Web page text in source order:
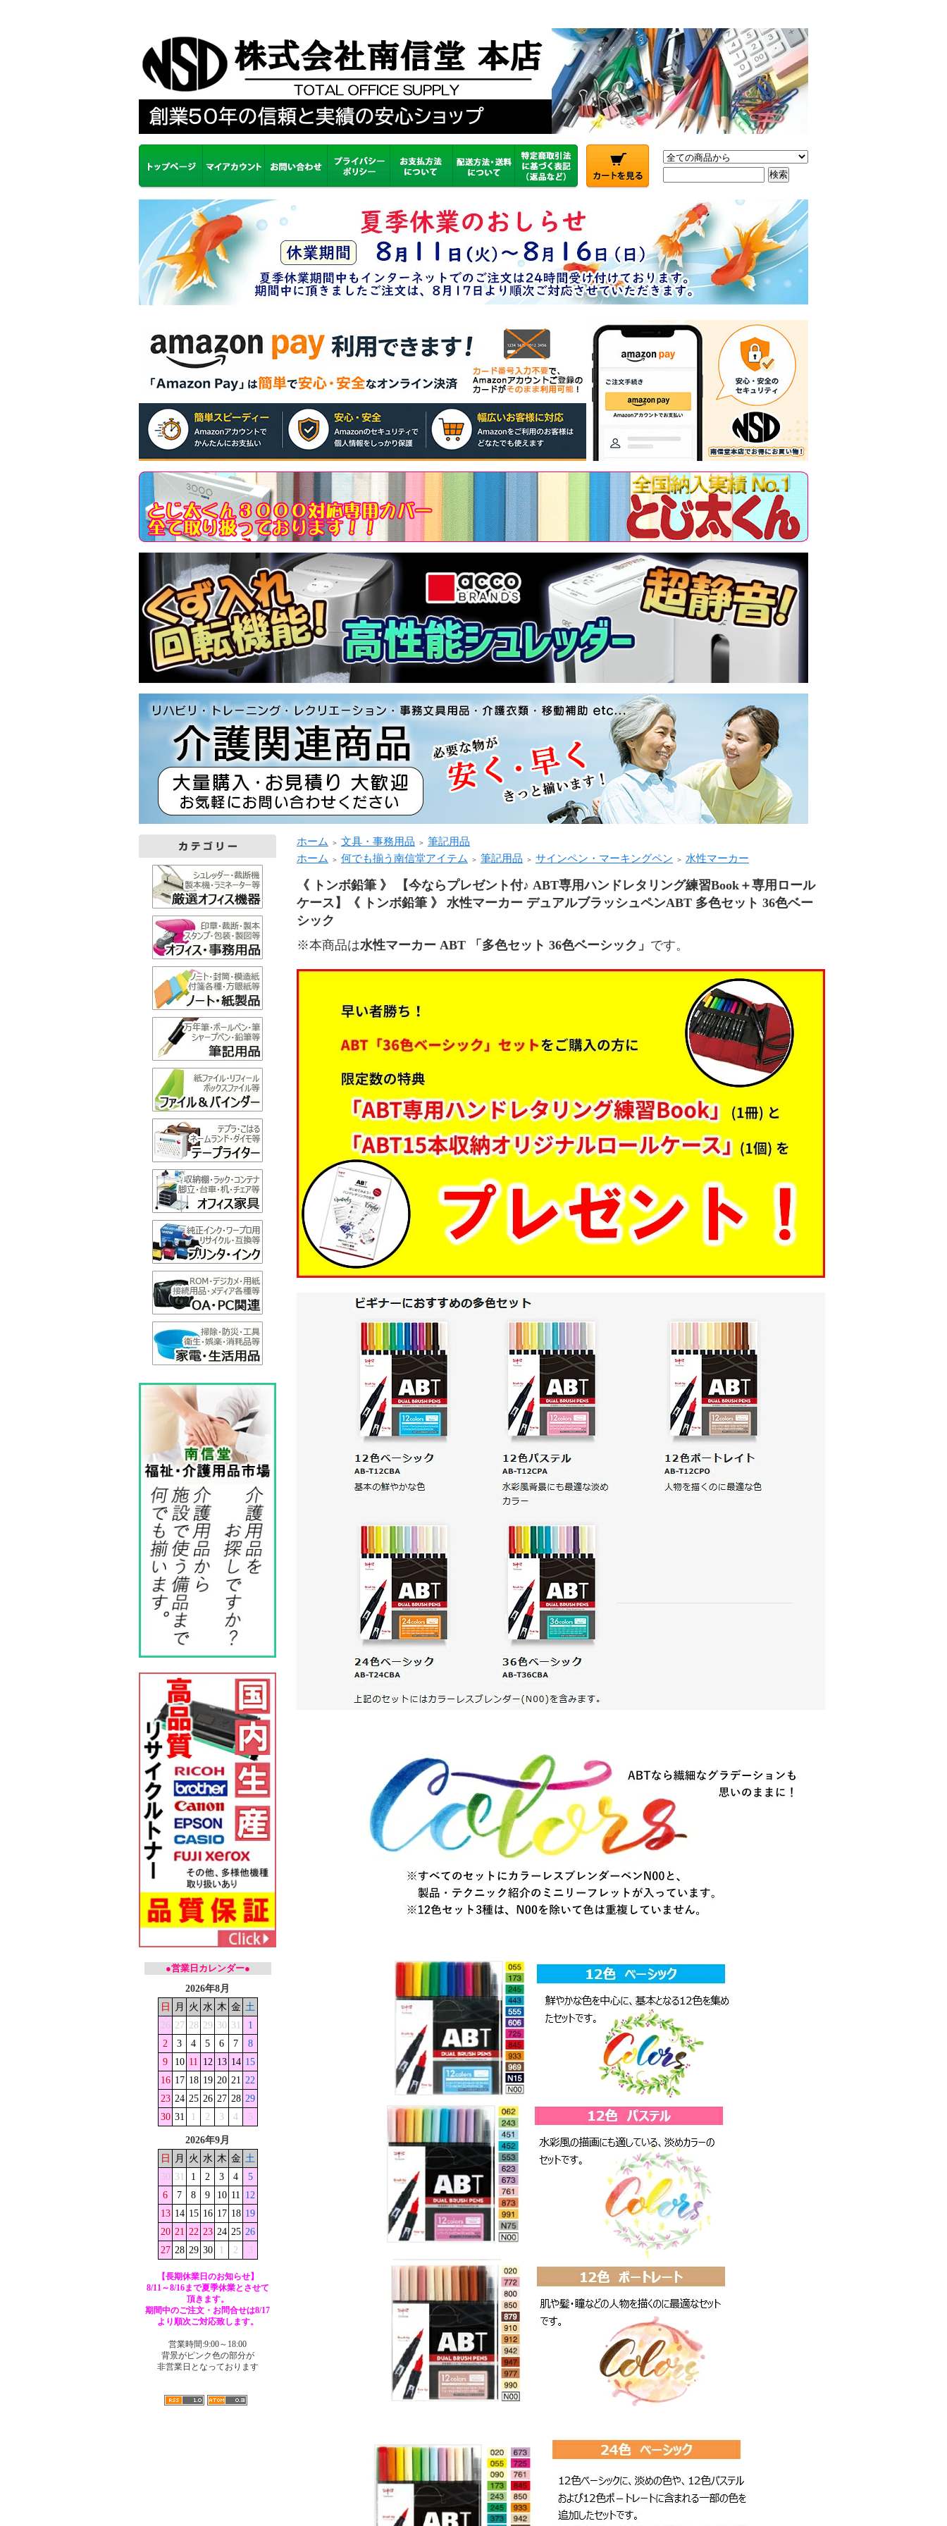
●営業日カレンダー●
2026年8月
日
月 火 水 木 金 土
26 27 28 29 30 31
1
2
3 4 5 6 7
8
9
10 11 12 13 14 15
16 17 18 19 20 21 22
23 24 25 26 27 28 29
30 31 1 2 3 4 5
2026年9月
日
月 火 水 木 金 土
30 31 1 2 3 4
5
6
7 8 9 10 11 12
13 14 15 16 17 18 19
20 21 22 23 24 25 26
27 28 29 30 1 2 3
【長期休業日のお知らせ】
8/11～8/16まで夏季休業とさせて
頂きます。
期間中のご注文・お問合せは8/17
より順次ご対応致します。
営業時間:9:00～18:00
背景がピンク色の部分が
非営業日となっております
ホーム ＞ 文具・事務用品 ＞ 筆記用品
ホーム
＞ 何でも揃う南信堂アイテム ＞ 筆記用品 ＞ サインペン・マーキングペン ＞ 水性マーカー
《 トンボ鉛筆 》 【今ならプレゼント付♪ ABT専用ハンドレタリング練習Book＋専用ロール
ケース】《 トンボ鉛筆 》 水性マーカー デュアルブラッシュペンABT 多色セット 36色ベー
シック
※本商品は水性マーカー ABT 「多色セット 36色ベーシック」 です。